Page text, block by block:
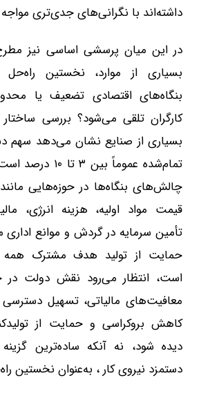
داشته‌اند با نگرانی‌های جدی‌تری
در این میان پرسشی اساسی نیز
بسیاری از موارد، نخستین
بنگاه‌های اقتصادی تضعیف یا
کارگران تلقی می‌شود؟ بررسی ساختار
بسیاری از صنایع نشان می‌دهد سهم
تمام‌شده عموماً
چالش‌های بنگاه‌ها در حوزه‌هایی
قیمت مواد اولیه، هزینه انرژی،
تأمین سرمایه در گردش و موانع اداری
حمایت از تولید هدف مشترک همه
است، انتظار می‌رود نقش دولت در
معافیت‌های مالیاتی، تسهیل دسترسی
کاهش بروکراسی و حمایت از
دیده شود، نه آنکه ساده‌ترین
دستمزد نیروی کار ، به‌عنوان نخستین